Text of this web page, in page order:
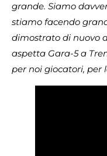
grande. Siamo
stiamo facendo
dimostrato di nuovo
aspetta Gara-5 a
per noi giocatori, per